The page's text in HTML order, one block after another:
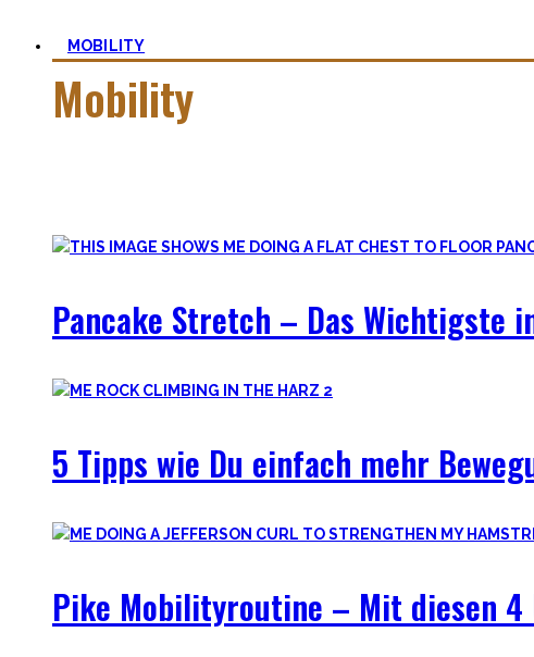
MOBILITY
Mobility
Pancake Stretch – Das Wichtigste
5 Tipps wie Du einfach mehr
Pike Mobilityroutine – Mit diesen 4